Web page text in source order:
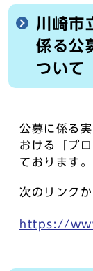
川崎市
係る公
ついて
公募に係る
おける「プ
ております。
次のリンク
https://